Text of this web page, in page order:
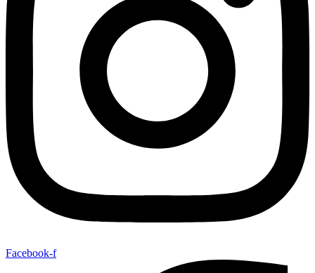
Facebook-f